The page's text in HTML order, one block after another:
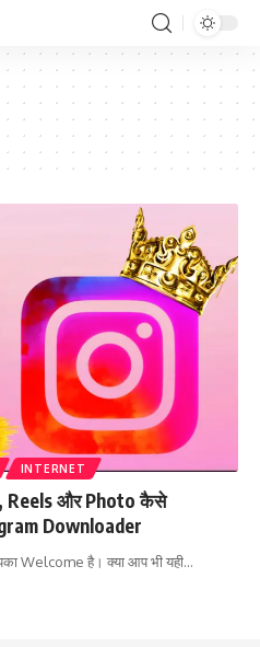
INTERNET
Reels और Photo कैसे
Downloader
Welcome है। क्या आप भी यही…